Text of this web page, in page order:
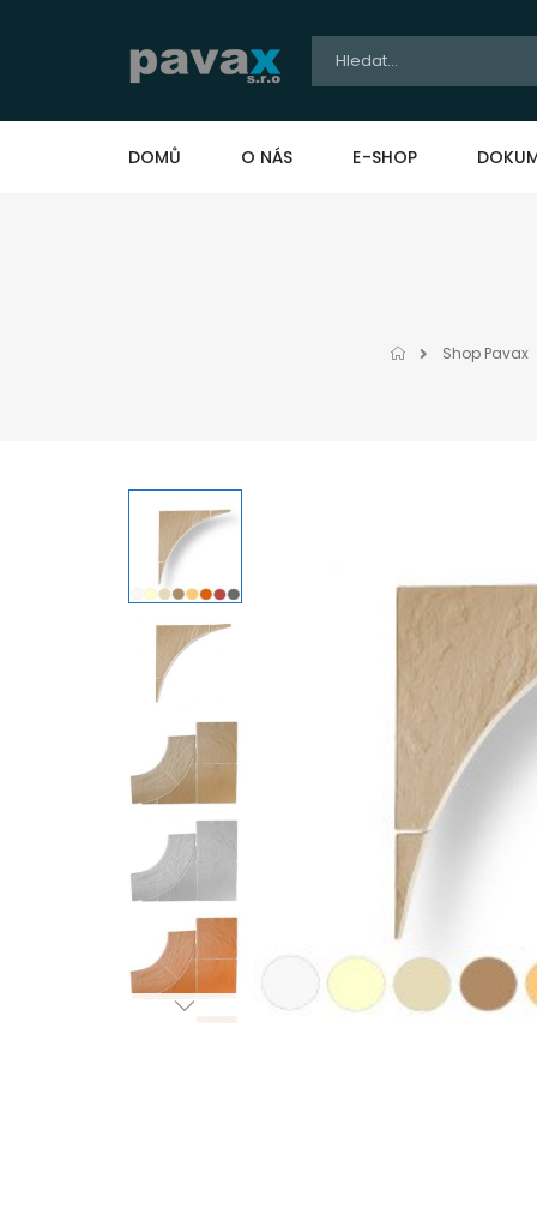
DOMŮ O NÁS E-SHOP
Shop Pavax